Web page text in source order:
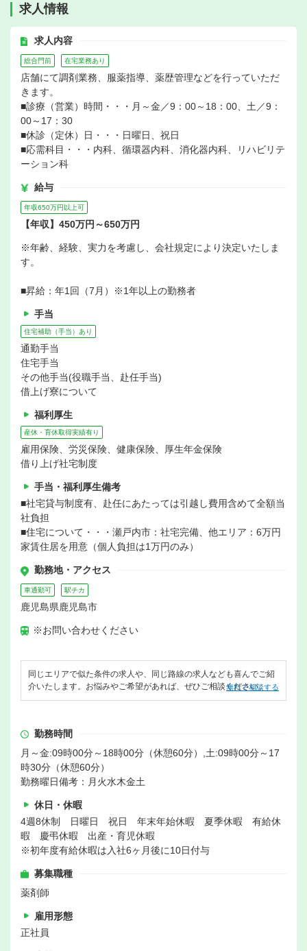
求人情報
求人内容
総合門前 在宅業務あり
店舗にて調剤業務、服薬指導、薬歴管理などを行っていただ
きます。
■診療（営業）時間・・・月～金／9：00～18：00、土／9：
00～17：30
■休診（定休）日・・・日曜日、祝日
■応需科目・・・内科、循環器内科、消化器内科、リハビリテ
ーション科
給与
年収650万円以上可
【年収】450万円～650万円
※年齢、経験、実力を考慮し、会社規定により決定いたしま
す。
■昇給：年1回（7月）※1年以上の勤務者
手当
住宅補助（手当）あり
通勤手当
住宅手当
その他手当(役職手当、赴任手当)
借上げ寮について
福利厚生
産休・育休取得実績有り
雇用保険、労災保険、健康保険、厚生年金保険
借り上げ社宅制度
手当・福利厚生備考
■社宅貸与制度有、赴任にあたっては引越し費用含めて全額当
社負担
■住宅について・・・瀬戸内市：社宅完備、他エリア：6万円
家賃住居を用意（個人負担は1万円のみ）
勤務地・アクセス
車通勤可 駅チカ
鹿児島県鹿児島市
※お問い合わせください
同じエリアで似た条件の求人や、同じ路線の求人なども喜んでご紹
介いたします。お悩みやご希望があれば、ぜひご相談ください。
無料で相談する
勤務時間
月～金:09時00分～18時00分（休憩60分）,土:09時00分～17
時30分（休憩60分）
勤務曜日備考：月火水木金土
休日・休暇
4週8休制 日曜日 祝日 年末年始休暇 夏季休暇 有給休
暇 慶弔休暇 出産・育児休暇
※初年度有給休暇は入社6ヶ月後に10日付与
募集職種
薬剤師
雇用形態
正社員